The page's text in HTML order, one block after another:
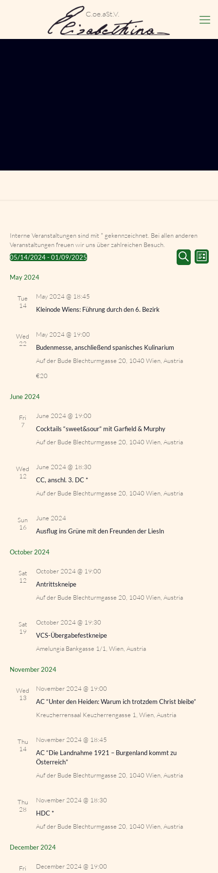
Interne Veranstaltungen sind mit * gekennzeichnet. Bei allen anderen
Veranstaltungen freuen wir uns über zahlreichen Besuch.
Events
Search
Search
Event
Views
List
05/14/2024 - 01/09/2025
date.
May 2024
Tue
14
May 2024 @ 18:45
Kleinode Wiens: Führung durch den 6. Bezirk
Wed
22
May 2024 @ 19:00
Budenmesse, anschließend spanisches Kulinarium
Auf der Bude Blechturmgasse 20, 1040 Wien, Austria
€20
June 2024
Fri
7
June 2024 @ 19:00
Cocktails “sweet&sour” mit Garfield & Murphy
Auf der Bude Blechturmgasse 20, 1040 Wien, Austria
Wed
12
June 2024 @ 18:30
CC, anschl. 3. DC *
Auf der Bude Blechturmgasse 20, 1040 Wien, Austria
Sun
16
June 2024
Ausflug ins Grüne mit den Freunden der Liesln
October 2024
Sat
12
October 2024 @ 19:00
Antrittskneipe
Auf der Bude Blechturmgasse 20, 1040 Wien, Austria
Sat
19
October 2024 @ 19:30
VCS-Übergabefestkneipe
Amelungia Bankgasse 1/1, Wien, Austria
November 2024
Wed
13
November 2024 @ 19:00
AC “Unter den Heiden: Warum ich trotzdem Christ bleibe”
Kreuzherrensaal Keuzherrengasse 1, Wien, Austria
Thu
14
November 2024 @ 18:45
AC “Die Landnahme 1921 – Burgenland kommt zu
Österreich”
Auf der Bude Blechturmgasse 20, 1040 Wien, Austria
Thu
28
November 2024 @ 18:30
HDC *
Auf der Bude Blechturmgasse 20, 1040 Wien, Austria
December 2024
Fri
December 2024 @ 19:00